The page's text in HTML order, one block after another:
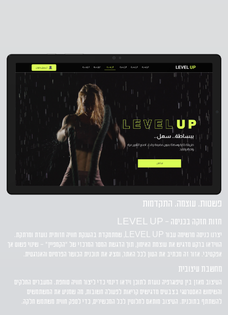
פשטות. עוצמה. התקדמות
חזות חזקה בכניסה - LEVEL UP
יצרנו כניסה מרשימה עבור LEVEL UP, שמתמקדת בהענקת חוויה חזותית נועזת ומרתקת.
הווידאו ברקע מדגיש את עוצמת האימון, תוך הדגשת המסר המרכזי של "הקמפיין" - שינוי פשוט אך
אפקטיבי. אזור זה מכתיב את הטון לכל האתר, ומציג את תוכנית הכושר הפרמיום והאנרגטית.
מחשבת עיצובית
העיצוב מאזן בין טיפוגרפיה נועזת לתוכן וידאו דינמי כדי ליצור חוויה סוחפת. המעברים החלקים
והשימוש האסטרטגי בצבעים מדגישים קריאות לפעולה חשובות, מה שמניע את המשתמשים
להשתתף בתוכנית. העיצוב מותאם לחלוטין לכל המכשירים, כדי לספק חווית משתמש חלקה.